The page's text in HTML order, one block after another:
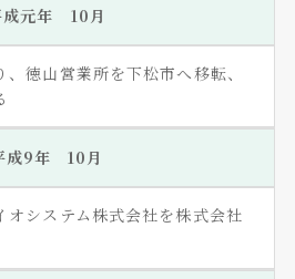
成元年 10月
徳山営業所を下松市へ移転、
成9年 10月
オシステム株式会社を株式会社